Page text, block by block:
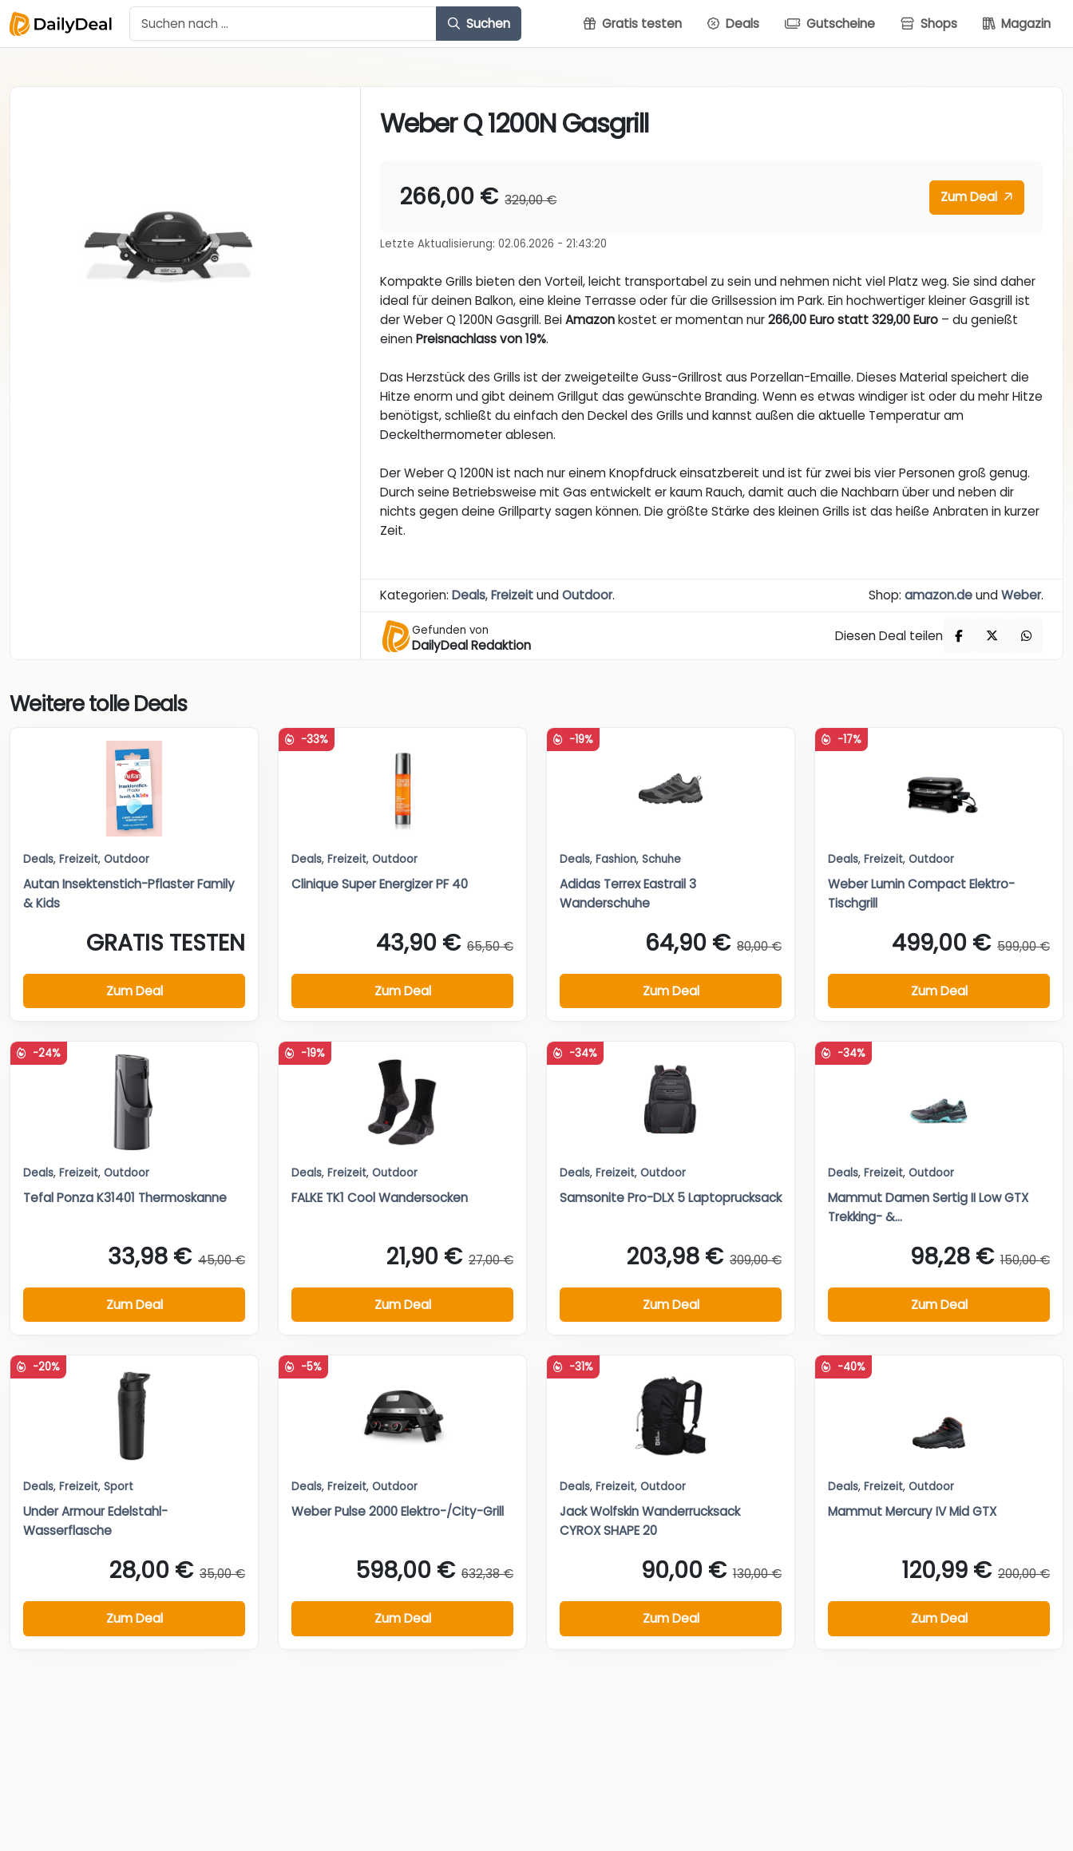
Suchen Gratis testen Deals Gutscheine Shops Magazin
Weber Q 1200N Gasgrill
266,00 € 329,00 € Zum Deal
Letzte Aktualisierung: 02.06.2026 - 21:43:20
Kompakte Grills bieten den Vorteil, leicht transportabel zu sein und nehmen nicht viel Platz weg. Sie sind daher
ideal für deinen Balkon, eine kleine Terrasse oder für die Grillsession im Park. Ein hochwertiger kleiner Gasgrill ist
der Weber Q 1200N Gasgrill. BeiAmazonkostet er momentan nur266,00 Euro statt 329,00 Euro – du genießt
einenPreisnachlass von 19%.
Das Herzstück des Grills ist der zweigeteilte Guss-Grillrost aus Porzellan-Emaille. Dieses Material speichert die
Hitze enorm und gibt deinem Grillgut das gewünschte Branding. Wenn es etwas windiger ist oder du mehr Hitze
benötigst, schließt du einfach den Deckel des Grills und kannst außen die aktuelle Temperatur am
Deckelthermometer ablesen.
Der Weber Q 1200N ist nach nur einem Knopfdruck einsatzbereit und ist für zwei bis vier Personen groß genug.
Durch seine Betriebsweise mit Gas entwickelt er kaum Rauch, damit auch die Nachbarn über und neben dir
nichts gegen deine Grillparty sagen können. Die größte Stärke des kleinen Grills ist das heiße Anbraten in kurzer
Zeit.
Kategorien:Deals,FreizeitundOutdoor. Shop: amazon.deundWeber.
Gefunden von
DailyDeal Redaktion
Diesen Deal teilen
Weitere tolle Deals
Deals, Freizeit, Outdoor
Autan Insektenstich-Pflaster Family
& Kids
GRATIS TESTEN
Zum Deal
-33%
Deals, Freizeit, Outdoor
Clinique Super Energizer PF 40
43,90 € 65,50 €
Zum Deal
-19%
Deals, Fashion, Schuhe
Adidas Terrex Eastrail 3
Wanderschuhe
64,90 € 80,00 €
Zum Deal
-17%
Deals, Freizeit, Outdoor
Weber Lumin Compact Elektro-
Tischgrill
499,00 € 599,00 €
Zum Deal
-24%
Deals, Freizeit, Outdoor
Tefal Ponza K31401 Thermoskanne
33,98 € 45,00 €
Zum Deal
-19%
Deals, Freizeit, Outdoor
FALKE TK1 Cool Wandersocken
21,90 € 27,00 €
Zum Deal
-34%
Deals, Freizeit, Outdoor
Samsonite Pro-DLX 5 Laptoprucksack
203,98 € 309,00 €
Zum Deal
-34%
Deals, Freizeit, Outdoor
Mammut Damen Sertig II Low GTX
Trekking- &...
98,28 € 150,00 €
Zum Deal
-20%
Deals, Freizeit, Sport
Under Armour Edelstahl-
Wasserflasche
28,00 € 35,00 €
Zum Deal
-5%
Deals, Freizeit, Outdoor
Weber Pulse 2000 Elektro-/City-Grill
598,00 € 632,38 €
Zum Deal
-31%
Deals, Freizeit, Outdoor
Jack Wolfskin Wanderrucksack
CYROX SHAPE 20
90,00 € 130,00 €
Zum Deal
-40%
Deals, Freizeit, Outdoor
Mammut Mercury IV Mid GTX
120,99 € 200,00 €
Zum Deal